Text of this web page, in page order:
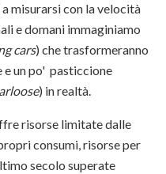
misurarsi con la velocità
e domani immaginiamo
cars) che trasformeranno
e un po' pasticcione
) in realtà.
risorse limitate dalle
consumi, risorse per
secolo superate